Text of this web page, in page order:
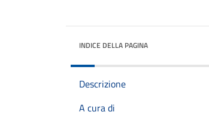
INDICE DELLA PAGINA
Descrizione
A cura di